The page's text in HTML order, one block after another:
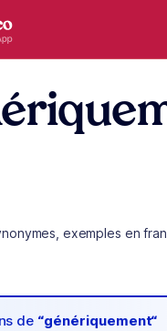
exemples en
de “génériquement“